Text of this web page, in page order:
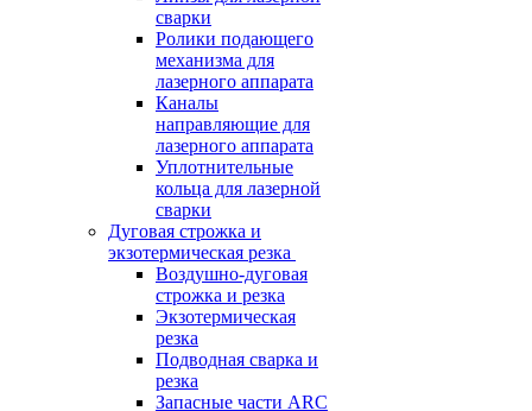
сварки
Ролики подающего
механизма для
лазерного аппарата
Каналы
направляющие для
лазерного аппарата
Уплотнительные
кольца для лазерной
сварки
Дуговая строжка и
экзотермическая резка
Воздушно-дуговая
строжка и резка
Экзотермическая
резка
Подводная сварка и
резка
Запасные части ARC